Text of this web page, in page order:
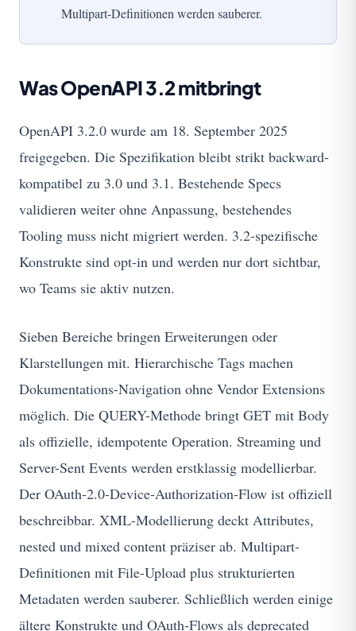
Multipart-Definitionen werden sauberer.
Was OpenAPI 3.2 mitbringt
OpenAPI 3.2.0 wurde am 18. September 2025
freigegeben. Die Spezifikation bleibt strikt backward-
kompatibel zu 3.0 und 3.1. Bestehende Specs
validieren weiter ohne Anpassung, bestehendes
Tooling muss nicht migriert werden. 3.2-spezifische
Konstrukte sind opt-in und werden nur dort sichtbar,
wo Teams sie aktiv nutzen.
Sieben Bereiche bringen Erweiterungen oder
Klarstellungen mit. Hierarchische Tags machen
Dokumentations-Navigation ohne Vendor Extensions
möglich. Die QUERY-Methode bringt GET mit Body
als offizielle, idempotente Operation. Streaming und
Server-Sent Events werden erstklassig modellierbar.
Der OAuth-2.0-Device-Authorization-Flow ist offiziell
beschreibbar. XML-Modellierung deckt Attributes,
nested und mixed content präziser ab. Multipart-
Definitionen mit File-Upload plus strukturierten
Metadaten werden sauberer. Schließlich werden einige
ältere Konstrukte und OAuth-Flows als deprecated